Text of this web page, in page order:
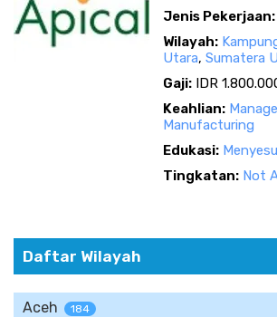
Jenis Pekerjaan:
Wilayah:
Utara, Sumatera
Gaji: IDR
Keahlian:
Manufacturing
Edukasi:
Tingkatan: Not
Daftar Wilayah
Aceh 184